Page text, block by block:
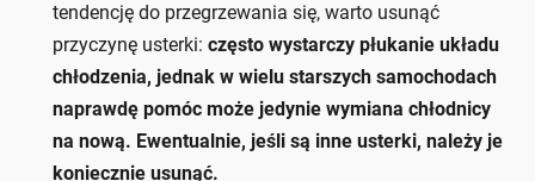
tendencję do przegrzewania się, warto usunąć
przyczynę usterki: często wystarczy płukanie układu
chłodzenia, jednak w wielu starszych samochodach
naprawdę pomóc może jedynie wymiana chłodnicy
na nową. Ewentualnie, jeśli są inne usterki, należy je
koniecznie usunąć.